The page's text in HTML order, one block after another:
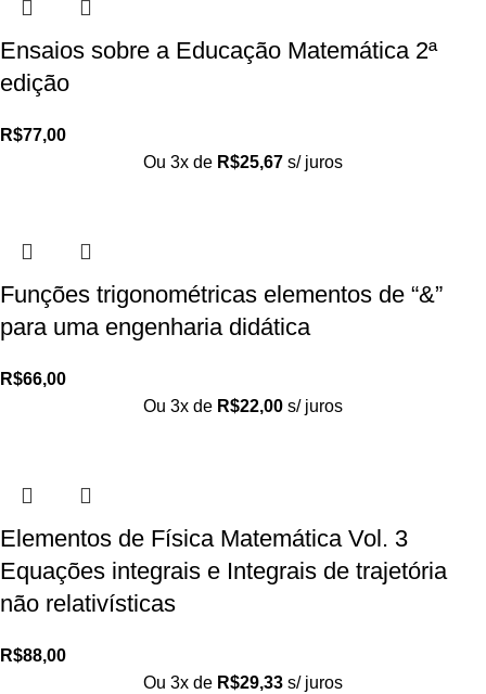
Ensaios sobre a Educação Matemática 2ª
edição
R$77,00
Ou 3x de R$25,67 s/ juros
Funções trigonométricas elementos de “&”
para uma engenharia didática
R$66,00
Ou 3x de R$22,00 s/ juros
Elementos de Física Matemática Vol. 3
Equações integrais e Integrais de trajetória
não relativísticas
R$88,00
Ou 3x de R$29,33 s/ juros